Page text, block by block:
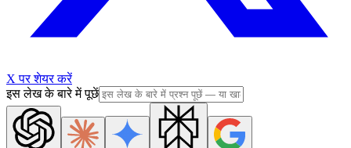
X पर शेयर करें
इस लेख के बारे में पूछें